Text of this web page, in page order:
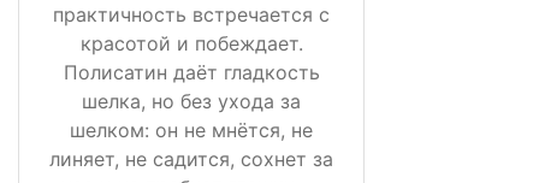
практичность встречается с
красотой и побеждает.
Полисатин даёт гладкость
шелка, но без ухода за
шелком: он не мнётся, не
линяет, не садится, сохнет за